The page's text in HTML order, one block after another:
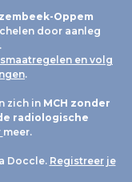
Oppem
door aanleg
en volg
.
zich in MCH zonder
radiologische
meer.
Doccle. Registreer je